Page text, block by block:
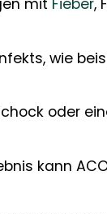
mit Fieber,
wie
oder
kann